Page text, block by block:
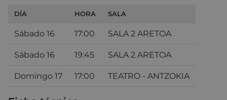
DÍA HORA SALA
Sábado 16 17:00 SALA 2 ARETOA
Sábado 16 19:45 SALA 2 ARETOA
Domingo 17 17:00 TEATRO - ANTZOKIA